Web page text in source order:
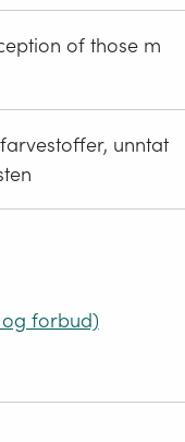
of those m
unntat
og forbud)